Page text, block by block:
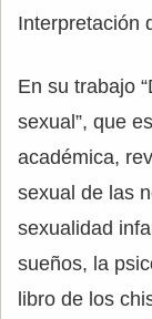
Interpretación
En su trabajo
sexual”, que
académica,
sexual de las
sexualidad
sueños, la
libro de los